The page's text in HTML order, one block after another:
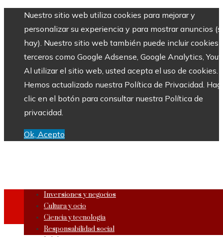
Nuestro sitio web utiliza cookies para mejorar y
personalizar su experiencia y para mostrar anuncios
hay). Nuestro sitio web también puede incluir cookies
terceros como Google Adsense, Google Analytics,
Al utilizar el sitio web, usted acepta el uso de cookies.
Hemos actualizado nuestra Política de Privacidad.
clic en el botón para consultar nuestra Política de
privacidad.
Ok, Acepto
Inversiones y negocios
Cultura y ocio
Ciencia y tecnología
Responsabilidad social